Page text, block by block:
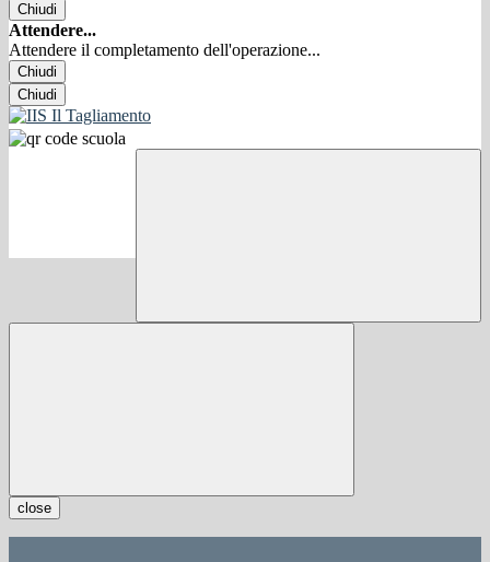
Chiudi
Attendere...
Attendere il completamento dell'operazione...
Chiudi
Chiudi
close